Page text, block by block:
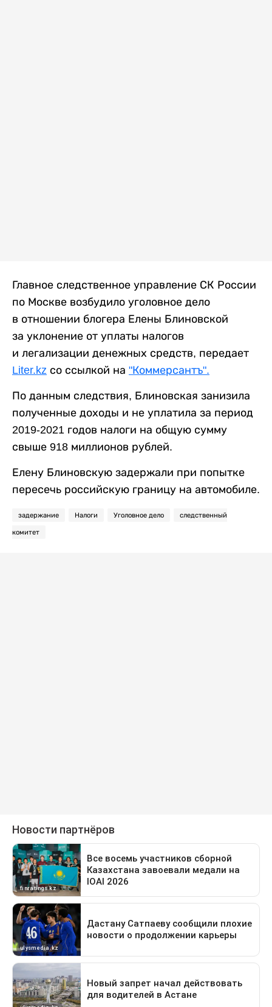
Главное следственное управление СК России
по Москве возбудило уголовное дело
в отношении блогера Елены Блиновской
за уклонение от уплаты налогов
и легализации денежных средств, передает
Liter.kz со ссылкой на "Коммерсантъ".
По данным следствия, Блиновская занизила
полученные доходы и не уплатила за период
2019-2021 годов налоги на общую сумму
свыше 918 миллионов рублей.
Елену Блиновскую задержали при попытке
пересечь российскую границу на автомобиле.
задержание Налоги Уголовное дело следственный
комитет